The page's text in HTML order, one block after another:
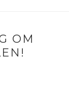
OM